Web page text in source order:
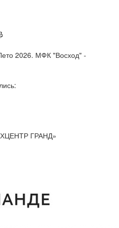
2026. МФК "Восход" -
ГРАНД»